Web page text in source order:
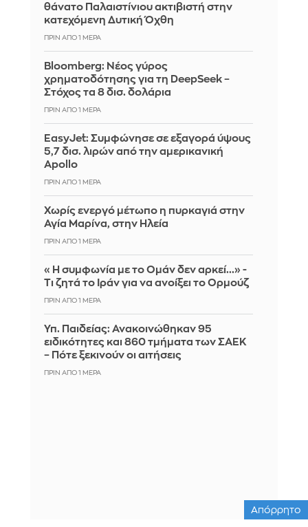
θάνατο Παλαιστίνιου ακτιβιστή στην
κατεχόμενη Δυτική Όχθη
ΠΡΙΝ ΑΠΌ 1 ΜΈΡΑ
Bloomberg: Νέος γύρος
χρηματοδότησης για τη DeepSeek –
Στόχος τα 8 δισ. δολάρια
ΠΡΙΝ ΑΠΌ 1 ΜΈΡΑ
EasyJet: Συμφώνησε σε εξαγορά ύψους
5,7 δισ. λιρών από την αμερικανική
Apollo
ΠΡΙΝ ΑΠΌ 1 ΜΈΡΑ
Χωρίς ενεργό μέτωπο η πυρκαγιά στην
Αγία Μαρίνα, στην Ηλεία
ΠΡΙΝ ΑΠΌ 1 ΜΈΡΑ
«Η συμφωνία με το Ομάν δεν αρκεί...» -
Τι ζητά το Ιράν για να ανοίξει το Ορμούζ
ΠΡΙΝ ΑΠΌ 1 ΜΈΡΑ
Υπ. Παιδείας: Ανακοινώθηκαν 95
ειδικότητες και 860 τμήματα των ΣΑΕΚ
– Πότε ξεκινούν οι αιτήσεις
ΠΡΙΝ ΑΠΌ 1 ΜΈΡΑ
Απόρρητο